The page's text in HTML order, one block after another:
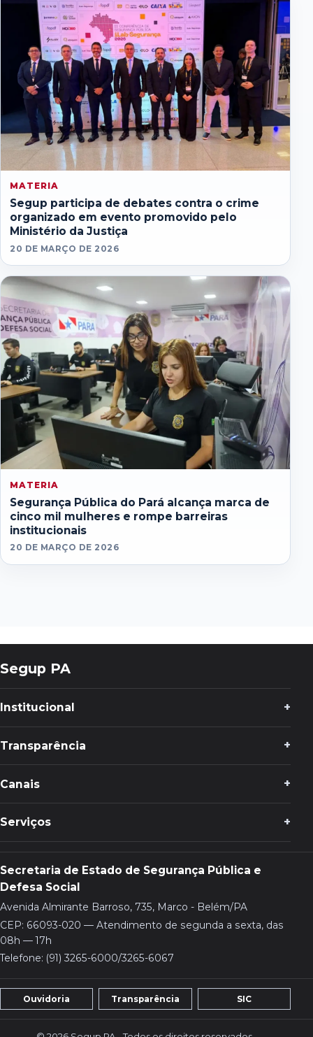
MATERIA
Segup participa de debates contra o crime
organizado em evento promovido pelo
Ministério da Justiça
20 DE MARÇO DE 2026
MATERIA
Segurança Pública do Pará alcança marca de
cinco mil mulheres e rompe barreiras
institucionais
20 DE MARÇO DE 2026
Segup PA
Institucional
Transparência
Canais
Serviços
Secretaria de Estado de Segurança Pública e
Defesa Social
Avenida Almirante Barroso, 735, Marco - Belém/PA
CEP: 66093-020 — Atendimento de segunda a sexta, das
08h — 17h
Telefone: (91) 3265-6000/3265-6067
Ouvidoria Transparência SIC